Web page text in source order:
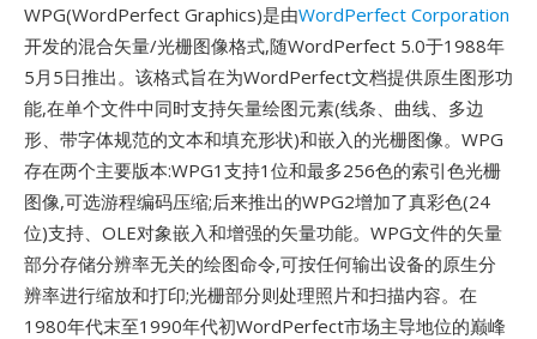
WPG(WordPerfect Graphics)是由WordPerfect Corporation
开发的混合矢量/光栅图像格式,随WordPerfect 5.0于1988年
5月5日推出。该格式旨在为WordPerfect文档提供原生图形功
能,在单个文件中同时支持矢量绘图元素(线条、曲线、多边
形、带字体规范的文本和填充形状)和嵌入的光栅图像。WPG
存在两个主要版本:WPG1支持1位和最多256色的索引色光栅
图像,可选游程编码压缩;后来推出的WPG2增加了真彩色(24
位)支持、OLE对象嵌入和增强的矢量功能。WPG文件的矢量
部分存储分辨率无关的绘图命令,可按任何输出设备的原生分
辨率进行缩放和打印;光栅部分则处理照片和扫描内容。在
1980年代末至1990年代初WordPerfect市场主导地位的巅峰